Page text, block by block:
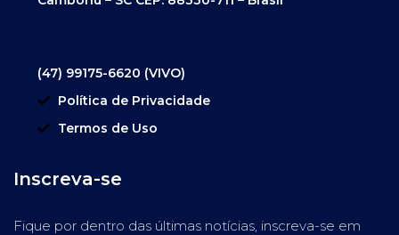
(47) 99175-6620 (VIVO)
Política de Privacidade
Termos de Uso
Inscreva-se
Fique por dentro das últimas notícias, inscreva-se em